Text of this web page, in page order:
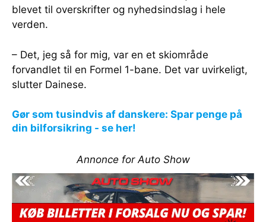
blevet til overskrifter og nyhedsindslag i hele
verden.
– Det, jeg så for mig, var en et skiområde
forvandlet til en Formel 1-bane. Det var uvirkeligt,
slutter Dainese.
Gør som tusindvis af danskere: Spar penge på
din bilforsikring - se her!
Annonce for Auto Show